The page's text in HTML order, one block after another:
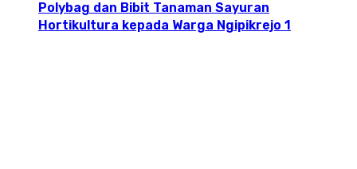
Polybag dan Bibit Tanaman Sayuran
Hortikultura kepada Warga Ngipikrejo 1